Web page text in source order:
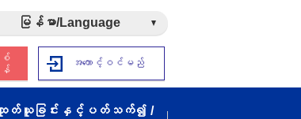
မြန်မာ/Language
အကောင့်ဝင်မည်
တ်ယူခြင်းနှင့်ပတ်သက်၍ /